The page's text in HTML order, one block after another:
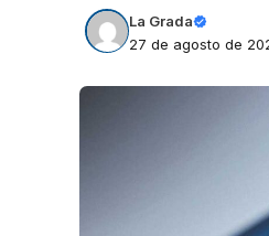
La Grada
27 de agosto de